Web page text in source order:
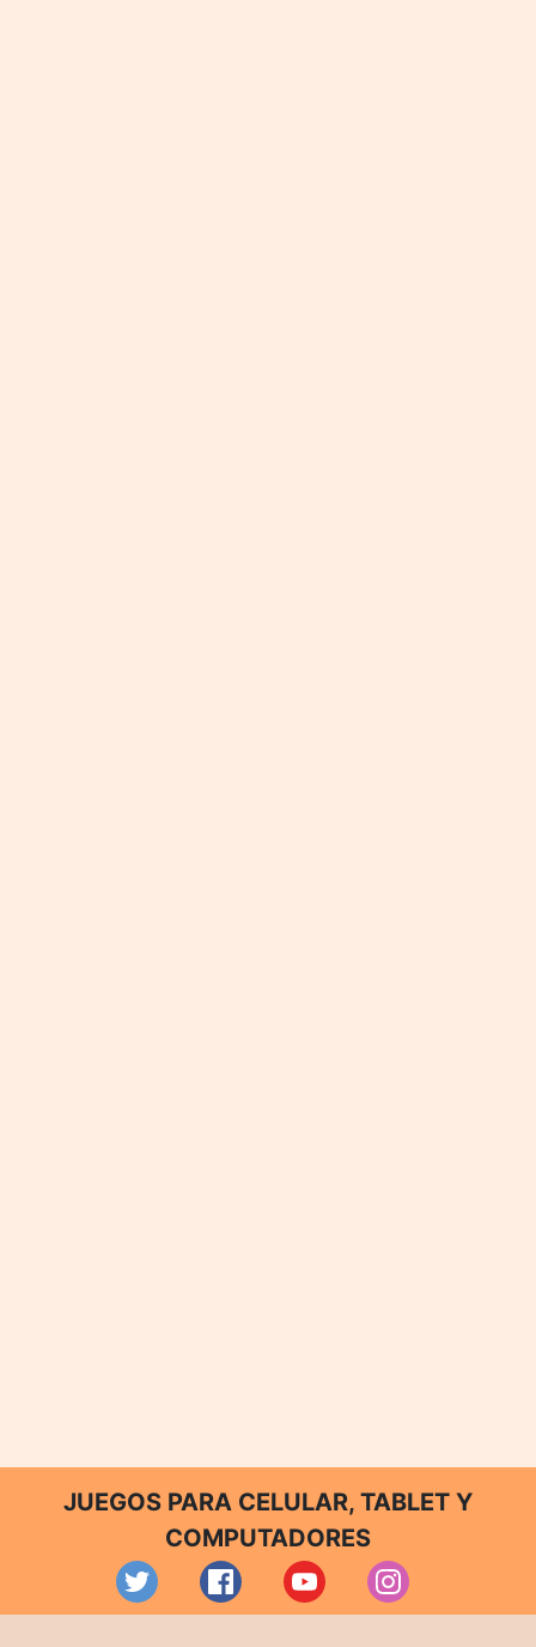
JUEGOS PARA CELULAR, TABLET Y
COMPUTADORES